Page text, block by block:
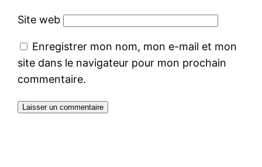
Site web
Enregistrer mon nom, mon e-mail et mon
site dans le navigateur pour mon prochain
commentaire.